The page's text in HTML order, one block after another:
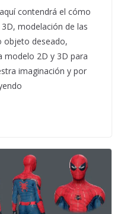
contendrá el cómo
modelación de las
objeto deseado,
modelo 2D y 3D para
imaginación y por